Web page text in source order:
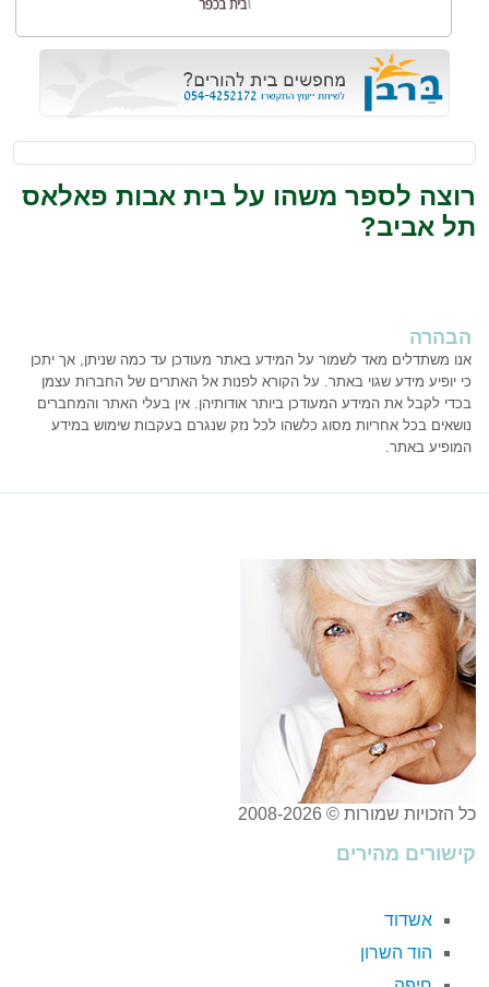
רוצה לספר משהו על בית אבות פאלאס
תל אביב?
הבהרה
אנו משתדלים מאד לשמור על המידע באתר מעודכן עד כמה שניתן, אך יתכן
כי יופיע מידע שגוי באתר. על הקורא לפנות אל האתרים של החברות עצמן
בכדי לקבל את המידע המעודכן ביותר אודותיהן. אין בעלי האתר והמחברים
נושאים בכל אחריות מסוג כלשהו לכל נזק שנגרם בעקבות שימוש במידע
המופיע באתר.
כל הזכויות שמורות © 2008-2026
קישורים מהירים
אשדוד
הוד השרון